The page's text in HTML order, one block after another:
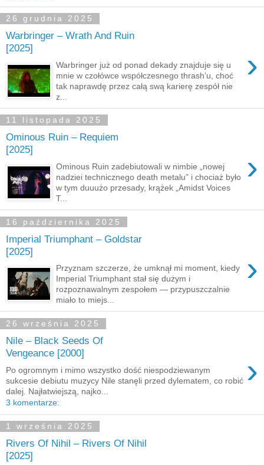
26 grudnia 2025
Warbringer – Wrath And Ruin
[2025]
›
Warbringer już od ponad dekady znajduje się u
mnie w czołówce współczesnego thrash’u, choć
tak naprawdę przez całą swą karierę zespół nie
z...
11 listopada 2025
Ominous Ruin – Requiem
[2025]
›
Ominous Ruin zadebiutowali w nimbie „nowej
nadziei technicznego death metalu” i chociaż było
w tym duuużo przesady, krążek „Amidst Voices
T...
16 października 2025
Imperial Triumphant – Goldstar
[2025]
›
Przyznam szczerze, że umknął mi moment, kiedy
Imperial Triumphant stał się dużym i
rozpoznawalnym zespołem — przypuszczalnie
miało to miejs...
26 września 2025
Nile – Black Seeds Of
Vengeance [2000]
›
Po ogromnym i mimo wszystko dość niespodziewanym
sukcesie debiutu muzycy Nile stanęli przed dylematem, co robić
dalej. Najłatwiejszą, najko...
3 komentarze:
1 września 2025
Rivers Of Nihil – Rivers Of Nihil
[2025]